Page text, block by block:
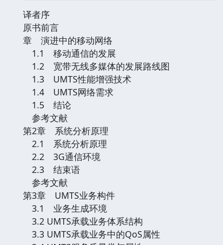
译者序
原书前言
章 演进中的移动网络
1.1 移动通信的发展
1.2 宽带无线多媒体的发展路线图
1.3 UMTS性能增强技术
1.4 UMTS网络需求
1.5 结论
参考文献
第2章 系统分析原理
2.1 系统分析原理
2.2 3G通信环境
2.3 结束语
参考文献
第3章 UMTS业务构件
3.1 业务生成环境
3.2 UMTS承载业务体系结构
3.3 UMTS承载业务中的QoS属性